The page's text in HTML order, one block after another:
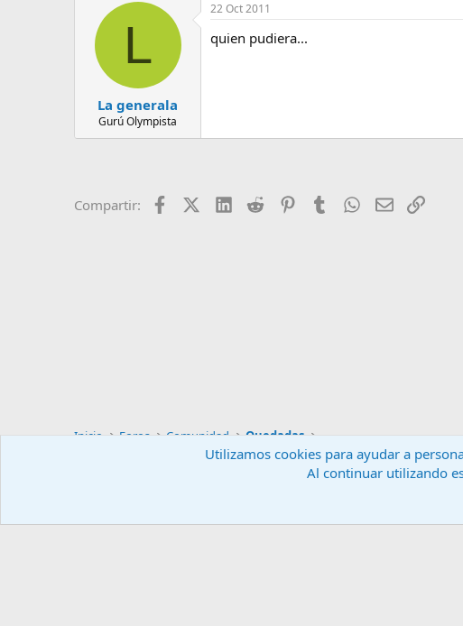
L
La generala
Gurú Olympista
22 Oct 2011
quien pudiera...
Compartir: FacebookX (Twitter)
LinkedIn
Reddit PinterestTumblrWhatsApp
EmailEnlace
Inicio Foros Comunidad Quedadas
Utilizamos cookies para ayudar a
Al continuar utilizando